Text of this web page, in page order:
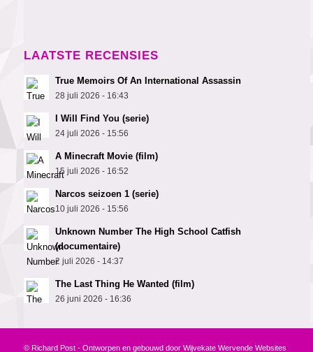
LAATSTE RECENSIES
True Memoirs Of An International Assassin
28 juli 2026 - 16:43
I Will Find You (serie)
24 juli 2026 - 15:56
A Minecraft Movie (film)
15 juli 2026 - 16:52
Narcos seizoen 1 (serie)
10 juli 2026 - 15:56
Unknown Number The High School Catfish
(documentaire)
2 juli 2026 - 14:37
The Last Thing He Wanted (film)
26 juni 2026 - 16:36
© Richard Post - Ontworpen en gebouwd door Wijvekate Wervende Websites